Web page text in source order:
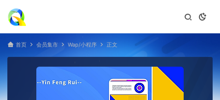
首页 会员集市 Wap/小程序 正文